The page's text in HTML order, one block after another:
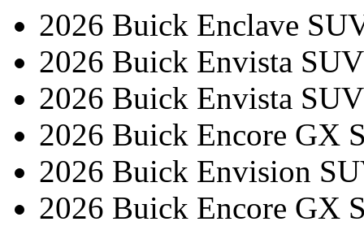
2026 Buick Enclave
2026 Buick Envista
2026 Buick Envista
2026 Buick Encore GX
2026 Buick Envision
2026 Buick Encore GX